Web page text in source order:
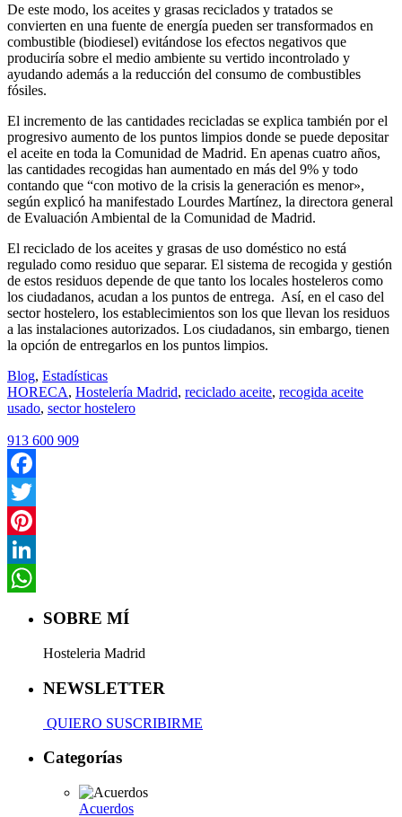
De este modo, los aceites y grasas reciclados y tratados se
convierten en una fuente de energía pueden ser transformados en
combustible (biodiesel) evitándose los efectos negativos que
produciría sobre el medio ambiente su vertido incontrolado y
ayudando además a la reducción del consumo de combustibles
fósiles.
El incremento de las cantidades recicladas se explica también por el
progresivo aumento de los puntos limpios donde se puede depositar
el aceite en toda la Comunidad de Madrid. En apenas cuatro años,
las cantidades recogidas han aumentado en más del 9% y todo
contando que “con motivo de la crisis la generación es menor»,
según explicó ha manifestado Lourdes Martínez, la directora general
de Evaluación Ambiental de la Comunidad de Madrid.
El reciclado de los aceites y grasas de uso doméstico no está
regulado como residuo que separar. El sistema de recogida y gestión
de estos residuos depende de que tanto los locales hosteleros como
los ciudadanos, acudan a los puntos de entrega. Así, en el caso del
sector hostelero, los establecimientos son los que llevan los residuos
a las instalaciones autorizados. Los ciudadanos, sin embargo, tienen
la opción de entregarlos en los puntos limpios.
Blog, Estadísticas
HORECA, Hostelería Madrid, reciclado aceite, recogida aceite
usado, sector hostelero
913 600 909
Facebook
Twitter
Pinterest
LinkedIn
SOBRE MÍ
Hosteleria Madrid
NEWSLETTER
QUIERO SUSCRIBIRME
Categorías
Acuerdos